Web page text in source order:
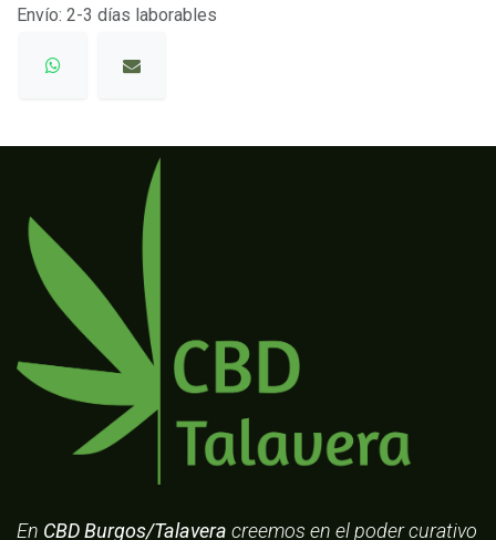
Envío: 2-3 días laborables
En CBD Burgos/Talavera creemos en el poder curativo